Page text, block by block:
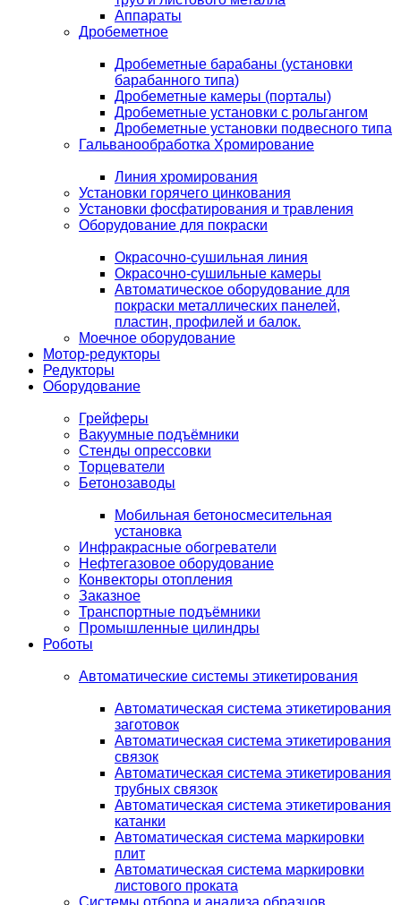
Аппараты
Дробеметное
Дробеметные барабаны (установки
барабанного типа)
Дробеметные камеры (порталы)
Дробеметные установки с рольгангом
Дробеметные установки подвесного типа
Гальванообработка Хромирование
Линия хромирования
Установки горячего цинкования
Установки фосфатирования и травления
Оборудование для покраски
Окрасочно-сушильная линия
Окрасочно-сушильные камеры
Автоматическое оборудование для
покраски металлических панелей,
пластин, профилей и балок.
Моечное оборудование
Мотор-редукторы
Редукторы
Оборудование
Грейферы
Вакуумные подъёмники
Стенды опрессовки
Торцеватели
Бетонозаводы
Мобильная бетоносмесительная
установка
Инфракрасные обогреватели
Нефтегазовое оборудование
Конвекторы отопления
Заказное
Транспортные подъёмники
Промышленные цилиндры
Роботы
Автоматические системы этикетирования
Автоматическая система этикетирования
заготовок
Автоматическая система этикетирования
связок
Автоматическая система этикетирования
трубных связок
Автоматическая система этикетирования
катанки
Автоматическая система маркировки
плит
Автоматическая система маркировки
листового проката
Системы отбора и анализа образцов